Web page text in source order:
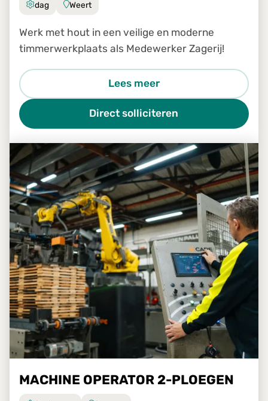
dag Weert
Werk met hout in een veilige en moderne
timmerwerkplaats als Medewerker Zagerij!
Lees meer
Direct solliciteren
MACHINE OPERATOR 2-PLOEGEN